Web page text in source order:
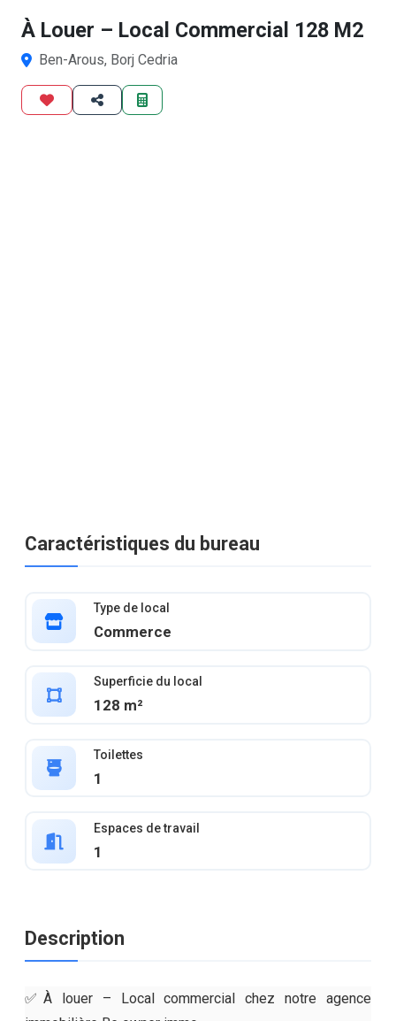
À Louer – Local Commercial 128 M2
Ben-Arous, Borj Cedria
Caractéristiques du bureau
Type de local
Commerce
Superficie du local
128 m²
Toilettes
1
Espaces de travail
1
Description
✅À louer – Local commercial chez notre agence